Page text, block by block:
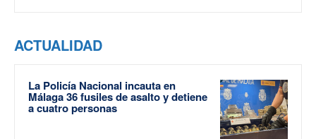
ACTUALIDAD
La Policía Nacional incauta en
Málaga 36 fusiles de asalto y detiene
a cuatro personas